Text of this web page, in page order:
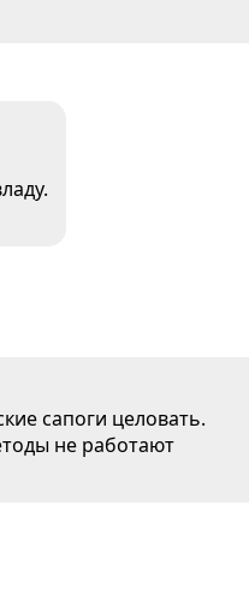
сапоги целовать.
не работают